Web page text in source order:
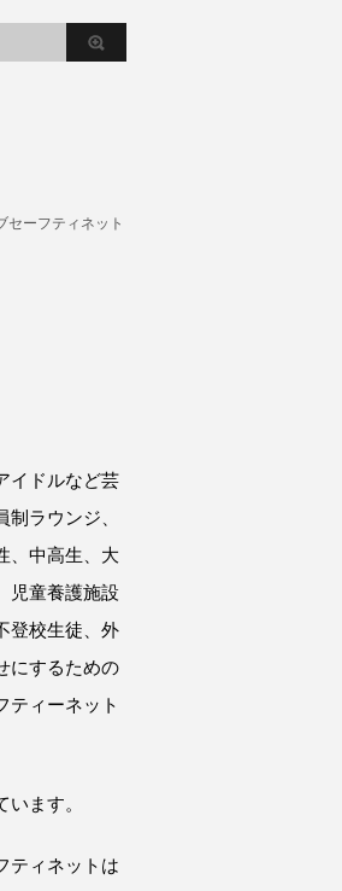
イドルなど芸
ラウンジ、
、中高生、大
児童養護施設
登校生徒、外
にするための
ティーネット
ます。
ティネットは